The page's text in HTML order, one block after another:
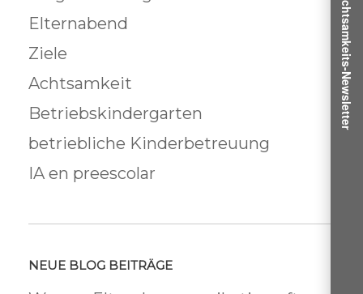
Elternabend
Ziele
Achtsamkeit
Betriebskindergarten
betriebliche Kinderbetreuung
IA en preescolar
NEUE BLOG BEITRÄGE
Achtsamkeits-Newsletter